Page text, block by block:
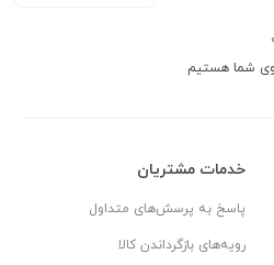
خدمات مشتریان
پاسخ به پرسش‌های متداول
رویه‌های بازگرداندن کالا